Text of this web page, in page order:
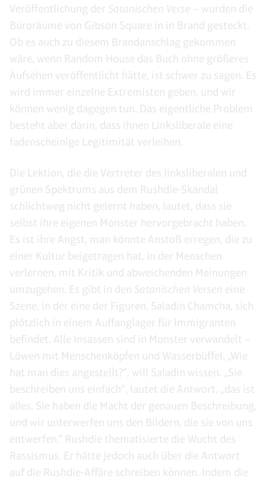
Veröffentlichung der Satanischen Verse
– wurden die
Büroräume von Gibson Square in in Brand gesteckt.
Ob es auch zu diesem Brandanschlag gekommen
wäre, wenn Random House das Buch ohne größeres
Aufsehen veröffentlicht hätte, ist schwer zu sagen. Es
wird immer einzelne Extremisten geben, und wir
können wenig dagegen tun. Das eigentliche Problem
besteht aber darin, dass ihnen Linksliberale eine
fadenscheinige Legitimität verleihen.
Die Lektion, die die Vertreter des linksliberalen und
grünen Spektrums aus dem Rushdie-Skandal
schlichtweg nicht gelernt haben, lautet, dass sie
selbst ihre eigenen Monster hervorgebracht haben.
Es ist ihre Angst, man könnte Anstoß erregen, die zu
einer Kultur beigetragen hat, in der Menschen
verlernen, mit Kritik und abweichenden Meinungen
umzugehen. Es gibt in den Satanischen Versen eine
Szene, in der eine der Figuren, Saladin Chamcha, sich
plötzlich in einem Auffanglager für Immigranten
befindet. Alle Insassen sind in Monster verwandelt –
Löwen mit Menschenköpfen und Wasserbüffel. „Wie
hat man dies angestellt?“, will Saladin wissen. „Sie
beschreiben uns einfach“, lautet die Antwort, „das ist
alles. Sie haben die Macht der genauen Beschreibung,
und wir unterwerfen uns den Bildern, die sie von uns
entwerfen.“ Rushdie thematisierte die Wucht des
Rassismus. Er hätte jedoch auch über die Antwort
auf die Rushdie-Affäre schreiben können. Indem die